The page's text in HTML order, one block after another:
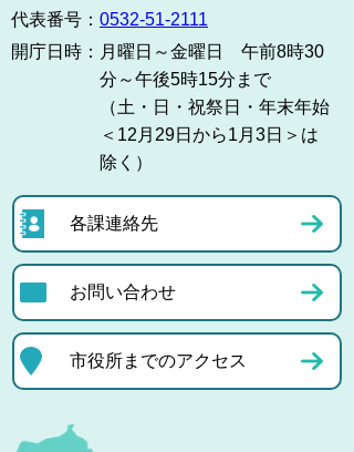
代表番号： 0532-51-2111
開庁日時： 月曜日～金曜日 午前8時30
分～午後5時15分まで
（土・日・祝祭日・年末年始
＜12月29日から1月3日＞は
除く）
各課連絡先
お問い合わせ
市役所までのアクセス